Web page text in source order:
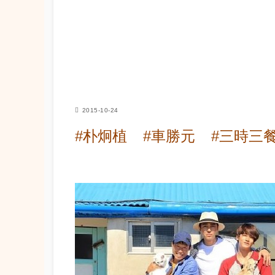
2015-10-24
#朴炯植 #車勝元 #三時三